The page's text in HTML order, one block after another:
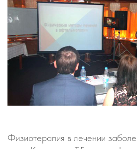
Физиотерапия в лечении